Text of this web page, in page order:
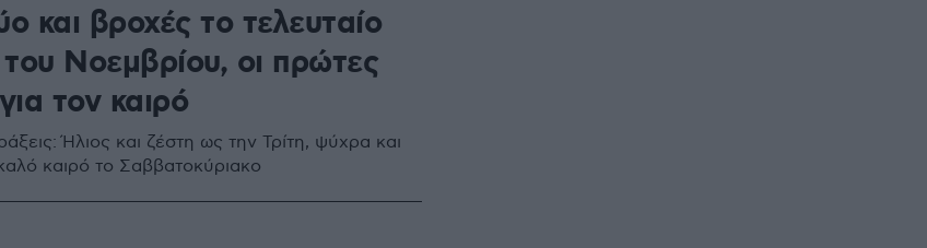
και βροχές το τελευταίο
Νοεμβρίου, οι πρώτες
τον καιρό
Ήλιος και ζέστη ως την Τρίτη, ψύχρα και
καιρό το Σαββατοκύριακο